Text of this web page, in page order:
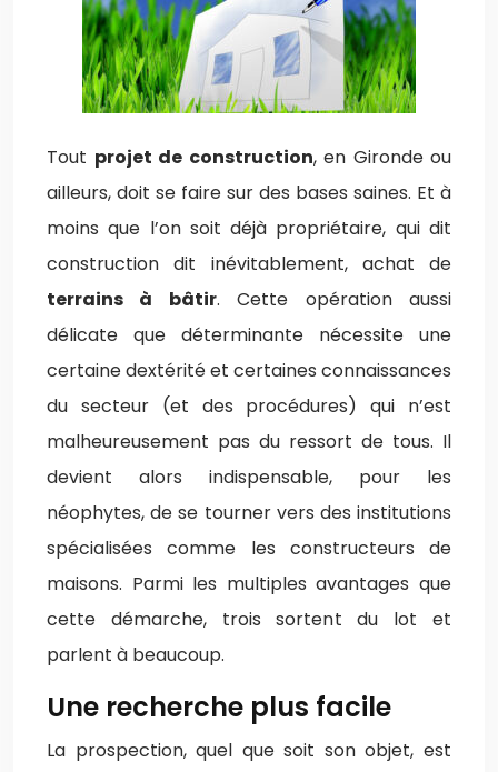
Tout projet de construction, en Gironde ou
ailleurs, doit se faire sur des bases saines. Et à
moins que l’on soit déjà propriétaire, qui dit
construction dit inévitablement, achat de
terrains à bâtir. Cette opération aussi
délicate que déterminante nécessite une
certaine dextérité et certaines connaissances
du secteur (et des procédures) qui n’est
malheureusement pas du ressort de tous. Il
devient alors indispensable, pour les
néophytes, de se tourner vers des institutions
spécialisées comme les constructeurs de
maisons. Parmi les multiples avantages que
cette démarche, trois sortent du lot et
parlent à beaucoup.
Une recherche plus facile
La prospection, quel que soit son objet, est